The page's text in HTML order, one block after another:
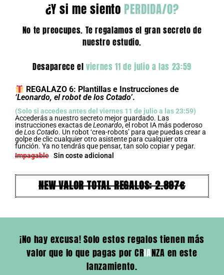
¿Y si me siento PERDIDA/O?
No te preocupes. Te regalamos el gran secreto de
nuestro estudio.
Desaparece elviernes 11 de julio a las 23:59
REGALAZO 6: Plantillas e Instrucciones de
‘Leonardo, el robot de los Cotado’.
(Solo si accedes antes del viernes 11 de julio a las 23:59)
Accederás a nuestro secreto mejor guardado. Las
instrucciones exactas deLeonardo, el robot IA más poderoso
deLos Cotado. Un robot ‘crea-robots’ para que puedas crear a
golpe de clic cualquier otro asistente para cualquier otra
función. Ya no tendrás que pensar, tan solo copiar y pegar.
Impagable Sin coste adicional
NEW VALOR TOTAL REGALOS: 2.897€
¡No hay excusa! Solo estos regalos tienen más
valor que lo que pagas por CRIANZA en este
lanzamiento.